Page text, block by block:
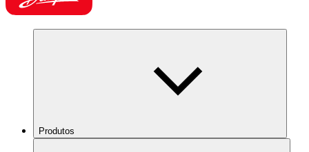
Produtos